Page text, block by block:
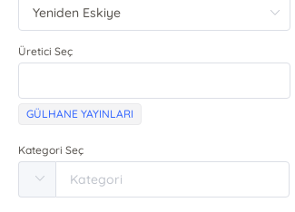
Üretici Seç
GÜLHANE YAYINLARI
Kategori Seç